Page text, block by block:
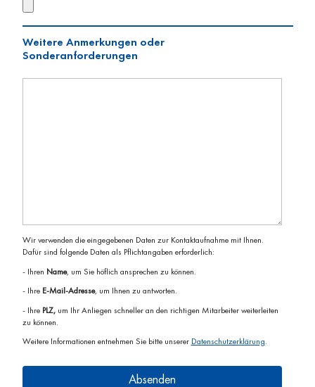
Weitere Anmerkungen oder
Sonderanforderungen
Wir verwenden die eingegebenen Daten zur Kontaktaufnahme mit Ihnen.
Dafür sind folgende Daten als Pflichtangaben erforderlich:
- Ihren Name, um Sie höflich ansprechen zu können.
- IhreE-Mail-Adresse, um Ihnen zu antworten.
- Ihre PLZ,um Ihr Anliegen schneller an den richtigen Mitarbeiter weiterleiten
zu können.
Weitere Informationen entnehmen Sie bitte unserer Datenschutzerklärung.
Absenden